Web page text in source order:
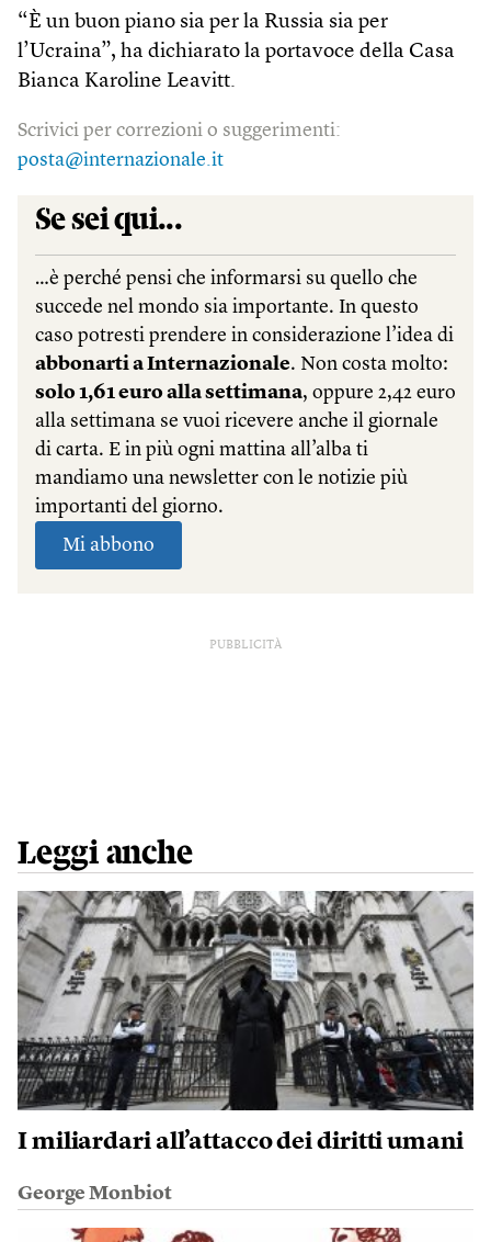
“È un buon piano sia per la Russia sia per
l’Ucraina”, ha dichiarato la portavoce della Casa
Bianca Karoline Leavitt.
Scrivici per correzioni o suggerimenti:
posta@internazionale.it
PUBBLICITÀ
Leggi anche
I miliardari all’attacco dei diritti umani
George Monbiot